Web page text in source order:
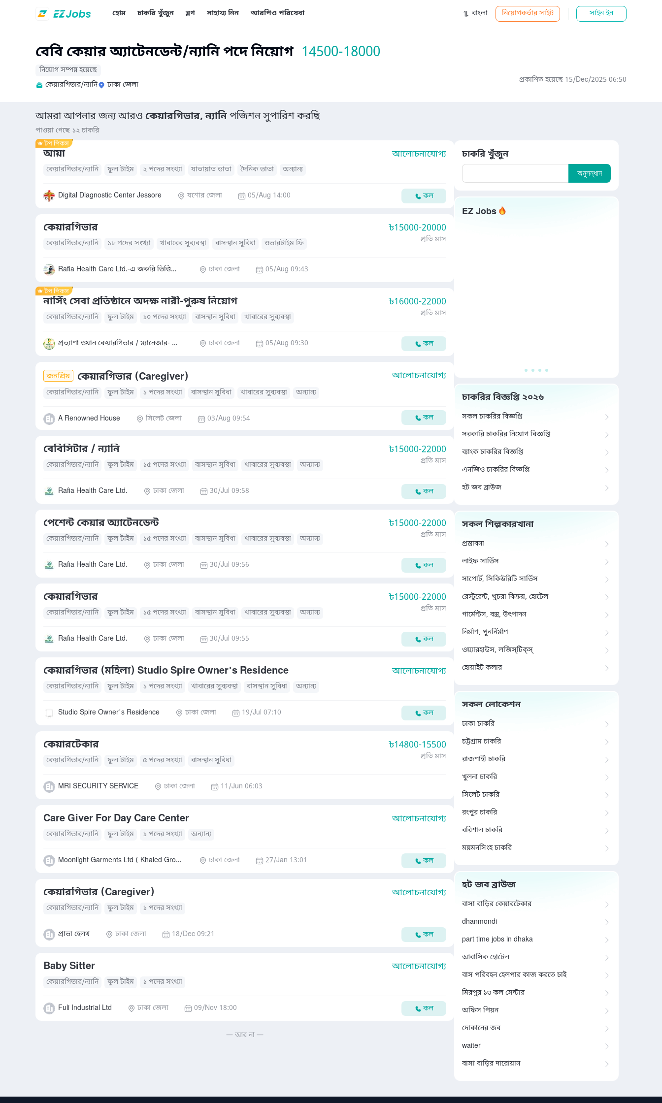
হোম চাকরি খুঁজুন ব্লগ সাহায্য নিন আরপিও পরিষেবা বাংলা নিয়োগকর্তার সাইট সাইন ইন
বেবি কেয়ার অ্যাটেনডেন্ট/ন্যানি পদে নিয়োগ 14500-18000
নিয়োগ সম্পন্ন হয়েছে
কেয়ারগিভার/ন্যানি
ঢাকা জেলা
প্রকাশিত হয়েছে 15/Dec/2025 06:50
আমরা আপনার জন্য আরও কেয়ারগিভার, ন্যানিপজিশন সুপারিশ করছি
পাওয়া গেছে ১২ চাকরি
আয়া আলোচনাযোগ্য
কেয়ারগিভার/ন্যানি ফুল টাইম ২ পদের সংখ্যা যাতায়াত ভাতা দৈনিক ভাতা অন্যান্য
Digital Diagnostic Center Jessore যশোর জেলা 05/Aug 14:00 কল
কেয়ারগিভার ৳15000-20000
কেয়ারগিভার/ন্যানি ১৮ পদের সংখ্যা খাবারের সুব্যবস্থা বাসস্থান সুবিধা ওভারটাইম ফি প্রতি মাস
Rafia Health Care Ltd.-এ জরুরি ভিত্তিতে কেয়ারগিভার (পুরুষ/মহিলা) ঢাকা জেলা 05/Aug 09:43
নার্সিং সেবা প্রতিষ্ঠানে অদক্ষ নারী-পুরুষ নিয়োগ ৳16000-22000
কেয়ারগিভার/ন্যানি ফুল টাইম ১০ পদের সংখ্যা বাসস্থান সুবিধা খাবারের সুব্যবস্থা প্রতি মাস
প্রত্যাশা ওয়ান কেয়ারগিভার / ম্যানেজার- মোহাম্মদ সাদ্দাম হোসেন ঢাকা জেলা 05/Aug 09:30 কল
কেয়ারগিভার (Caregiver) আলোচনাযোগ্য
কেয়ারগিভার/ন্যানি ফুল টাইম ১ পদের সংখ্যা বাসস্থান সুবিধা খাবারের সুব্যবস্থা অন্যান্য
A Renowned House সিলেট জেলা 03/Aug 09:54 কল
বেবিসিটার / ন্যানি ৳15000-22000
কেয়ারগিভার/ন্যানি ফুল টাইম ১৫ পদের সংখ্যা বাসস্থান সুবিধা খাবারের সুব্যবস্থা অন্যান্য প্রতি মাস
Rafia Health Care Ltd. ঢাকা জেলা 30/Jul 09:58 কল
পেশেন্ট কেয়ার অ্যাটেনডেন্ট ৳15000-22000
কেয়ারগিভার/ন্যানি ফুল টাইম ১৫ পদের সংখ্যা বাসস্থান সুবিধা খাবারের সুব্যবস্থা অন্যান্য প্রতি মাস
Rafia Health Care Ltd. ঢাকা জেলা 30/Jul 09:56 কল
কেয়ারগিভার ৳15000-22000
কেয়ারগিভার/ন্যানি ফুল টাইম ১৫ পদের সংখ্যা বাসস্থান সুবিধা খাবারের সুব্যবস্থা অন্যান্য প্রতি মাস
Rafia Health Care Ltd. ঢাকা জেলা 30/Jul 09:55 কল
কেয়ারগিভার (মহিলা) Studio Spire Owner's Residence আলোচনাযোগ্য
কেয়ারগিভার/ন্যানি ফুল টাইম ১ পদের সংখ্যা খাবারের সুব্যবস্থা বাসস্থান সুবিধা অন্যান্য
Studio Spire Owner's Residence ঢাকা জেলা 19/Jul 07:10 কল
কেয়ারটেকার ৳14800-15500
কেয়ারগিভার/ন্যানি ফুল টাইম ৫ পদের সংখ্যা বাসস্থান সুবিধা প্রতি মাস
MRI SECURITY SERVICE ঢাকা জেলা 11/Jun 06:03
Care Giver For Day Care Center আলোচনাযোগ্য
কেয়ারগিভার/ন্যানি ফুল টাইম ১ পদের সংখ্যা অন্যান্য
Moonlight Garments Ltd ( Khaled Group of companies ) ঢাকা জেলা 27/Jan 13:01 কল
কেয়ারগিভার (Caregiver) আলোচনাযোগ্য
কেয়ারগিভার/ন্যানি ফুল টাইম ১ পদের সংখ্যা
প্রাভা হেলথ ঢাকা জেলা 18/Dec 09:21 কল
Baby Sitter আলোচনাযোগ্য
কেয়ারগিভার/ন্যানি ফুল টাইম ১ পদের সংখ্যা
Fuli Industrial Ltd ঢাকা জেলা 09/Nov 18:00 কল
— আর না —
চাকরি খুঁজুন
অনুসন্ধান
EZ Jobs
চাকরির বিজ্ঞপ্তি ২০২৬
সকল চাকরির বিজ্ঞপ্তি
সরকারি চাকরির নিয়োগ বিজ্ঞপ্তি
ব্যাংক চাকরির বিজ্ঞপ্তি
এনজিও চাকরির বিজ্ঞপ্তি
হট জব ব্রাউজ
সকল শিল্পকারখানা
প্রস্তাবনা
লাইফ সার্ভিস
সাপোর্ট, সিকিউরিটি সার্ভিস
রেস্টুরেন্ট, খুচরা বিক্রয়, হোটেল
গার্মেন্টস, বস্ত্র, উৎপাদন
নির্মাণ, পুনর্নির্মাণ
ওয়্যারহাউস, লজিস্‌টিক্‌স্‌
হোয়াইট কলার
সকল লোকেশন
ঢাকা চাকরি
চট্টগ্রাম চাকরি
রাজশাহী চাকরি
খুলনা চাকরি
সিলেট চাকরি
রংপুর চাকরি
বরিশাল চাকরি
ময়মনসিংহ চাকরি
হট জব ব্রাউজ
বাসা বাড়ির কেয়ারটেকার
dhanmondi
part time jobs in dhaka
আবাসিক হোটেল
বাস পরিবহন হেলপার কাজ করতে চাই
মিরপুর ১৩ কল সেন্টার
অফিস পিয়ন
দোকানের জব
waiter
বাসা বাড়ির দারোয়ান